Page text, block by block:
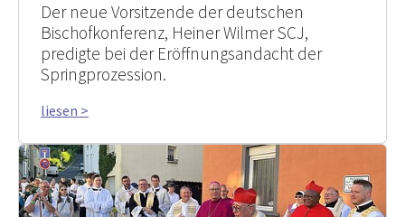
Der neue Vorsitzende der deutschen
Bischofkonferenz, Heiner Wilmer SCJ,
predigte bei der Eröffnungsandacht der
Springprozession.
liesen >